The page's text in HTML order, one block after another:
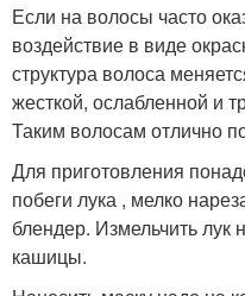
Если на волосы часто
воздействие в виде
структура волоса
жесткой, ослабленной и
Таким волосам отлично
Для приготовления
побеги лука , мелко
блендер. Измельчить лук
кашицы.